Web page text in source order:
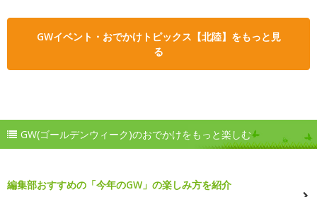
GWイベント・おでかけトピックス【北陸】をもっと見
る
GW(ゴールデンウィーク)のおでかけをもっと楽しむ
編集部おすすめの「今年のGW」の楽しみ方を紹介